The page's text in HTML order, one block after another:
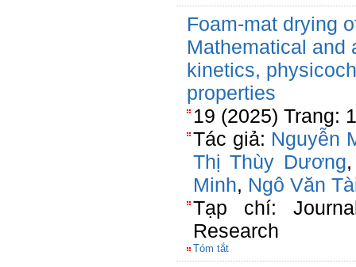
Foam-mat drying
Mathematical and
kinetics,
properties
19 (2025) Trang:
Tác giả: Nguyễn
Thị Thùy Dương
Minh, Ngô Văn
Tạp chí:
Research
Tóm tắt